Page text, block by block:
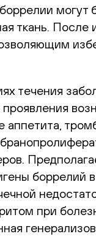
могут
ткань. После
течения
аппетита,
боррелий в
при